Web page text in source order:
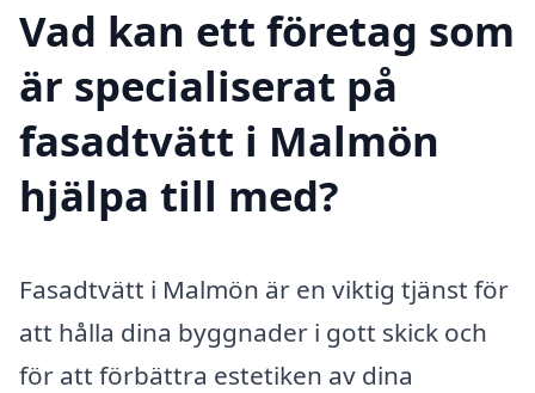
Vad kan ett företag som
är specialiserat på
fasadtvätt i Malmön
hjälpa till med?
Fasadtvätt i Malmön är en viktig tjänst för
att hålla dina byggnader i gott skick och
för att förbättra estetiken av dina